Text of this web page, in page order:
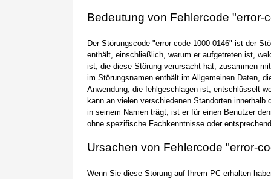
Bedeutung von Fehlercode "error-
Der Störungscode "error-code-1000-0146" ist der
enthält, einschließlich, warum er aufgetreten ist,
ist, die diese Störung verursacht hat, zusammen
im Störungsnamen enthält im Allgemeinen Daten,
Anwendung, die fehlgeschlagen ist, entschlüsselt
kann an vielen verschiedenen Standorten
in seinem Namen trägt, ist er für einen Benutzer
ohne spezifische Fachkenntnisse oder
Ursachen von Fehlercode "error-
Wenn Sie diese Störung auf Ihrem PC erhalten